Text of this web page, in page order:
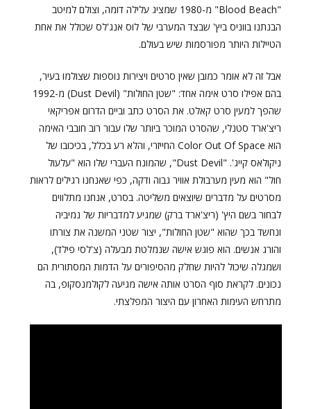
"Blood Beach" מ-1980 שמציג עלילה דומה, וצולם למיטב
הבנתנו בווניס ביץ' שבצד המערבי של לוס אנג'לס שכולל את אחת
הטיילות היותר מפורסמות שיש בעולם.
אבל זה לא אומר כמובן שאין סרטים ויצירות נוספות שצולמו בעיר,
בהם אפילו סרט אימה אחד: "שטן החולות" (Dust Devil) מ-1992
שהפך למעין סרט קאלט. את הסרט כתב וביים הדרום אפריקאי
ריצ'ארד סטנלי, שהסרט המוכר ביותר שלו עבור רוב חובבי האימה
הוא Color Out Of Space החייזרי, והלא רע בכלל, בכיכובו של
ניקולאס קייג'. "Dust Devil", שהמונח העברי שלו הוא "עלעול
חול" הוא מעין מערבולת אוויר גבוה ודקה, כפי שאנחנו רגילים לראות
מסרטים על מדברים שיוצאים משליטה. בסרט, אנחנו מתלווים
לבחור בשם היץ' (ריצ'ארד ברק) שמגיע למדבריות של נמיביה
ונחשד בכך שהוא "שטן החולות", יצור שטני המשנה את צורתו
והורג אנשים. הוא פוגש אישה שנמלטת מבעלה (צ'לסי פילד),
ושמגלה שיכול להיות שחלק מהסיפורים על הדמות המסתורית הם
נכונים. לקראת סוף הסרט אותה אישה מגיעה לקולמנסקופ, בה
מתרחש העימות האחרון עם היצור המפלצתי.